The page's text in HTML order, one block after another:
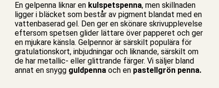
En gelpenna liknar en kulspetspenna, men skillnaden
ligger i bläcket som består av pigment blandat med en
vattenbaserad gel. Den ger en skönare skrivupplevelse
eftersom spetsen glider lättare över papperet och ger
en mjukare känsla. Gelpennor är särskilt populära för
gratulationskort, inbjudningar och liknande, särskilt om
de har metallic- eller glittrande färger. Vi säljer bland
annat en snygg guldpenna och en pastellgrön penna.